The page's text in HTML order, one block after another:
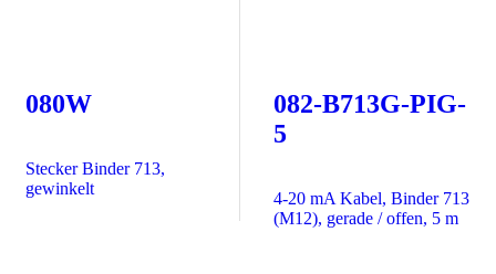
080W
Stecker Binder 713,
gewinkelt
082-B713G-PIG-
5
4-20 mA Kabel, Binder 713
(M12), gerade / offen, 5 m